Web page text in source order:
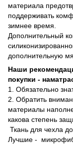
материала
поддерживать
зимнее время.
Дополнительный
дополнительную
Наши
покупки -
1. Обязательно
2. Обратить
материалы
какова степень
Ткань для чехла
Лучшие -